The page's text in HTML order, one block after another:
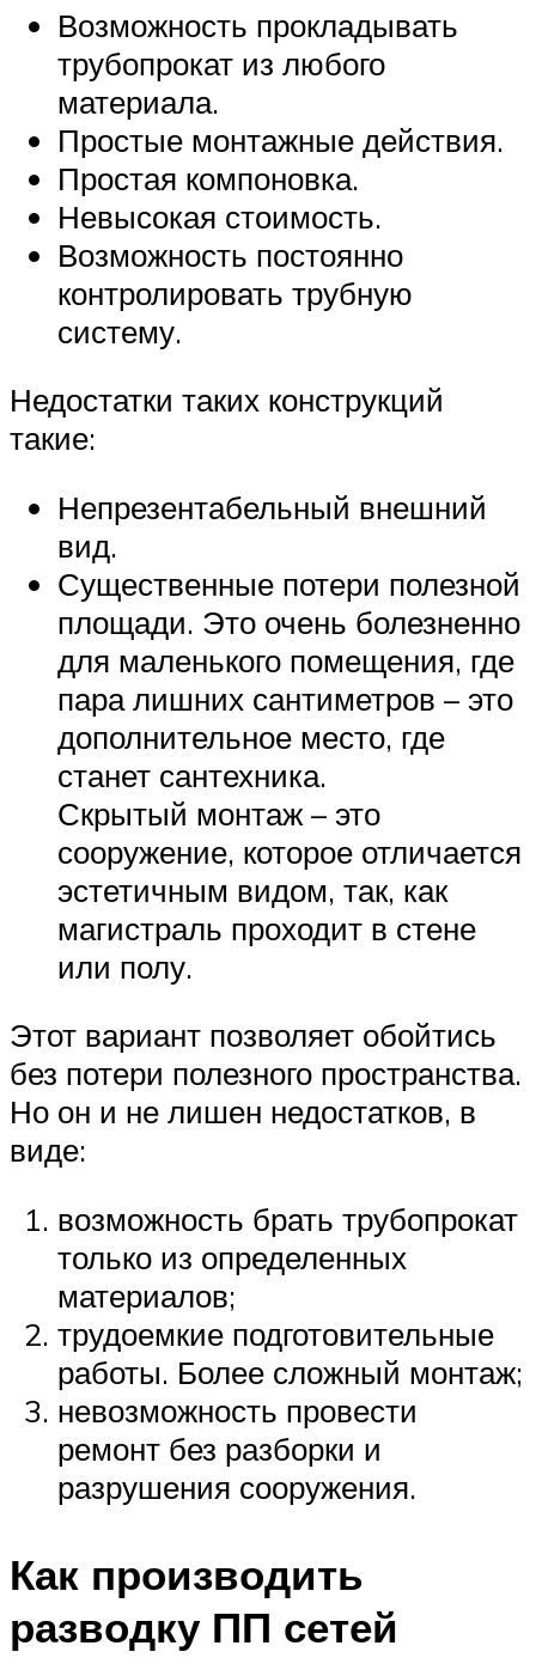
Возможность прокладывать
трубопрокат из любого
материала.
Простые монтажные действия.
Простая компоновка.
Невысокая стоимость.
Возможность постоянно
контролировать трубную
систему.
Недостатки таких конструкций
такие:
Непрезентабельный внешний
вид.
Существенные потери полезной
площади. Это очень болезненно
для маленького помещения, где
пара лишних сантиметров – это
дополнительное место, где
станет сантехника.
Скрытый монтаж – это
сооружение, которое отличается
эстетичным видом, так, как
магистраль проходит в стене
или полу.
Этот вариант позволяет обойтись
без потери полезного пространства.
Но он и не лишен недостатков, в
виде:
возможность брать трубопрокат
только из определенных
материалов;
трудоемкие подготовительные
работы. Более сложный монтаж;
невозможность провести
ремонт без разборки и
разрушения сооружения.
Как производить
разводку ПП сетей